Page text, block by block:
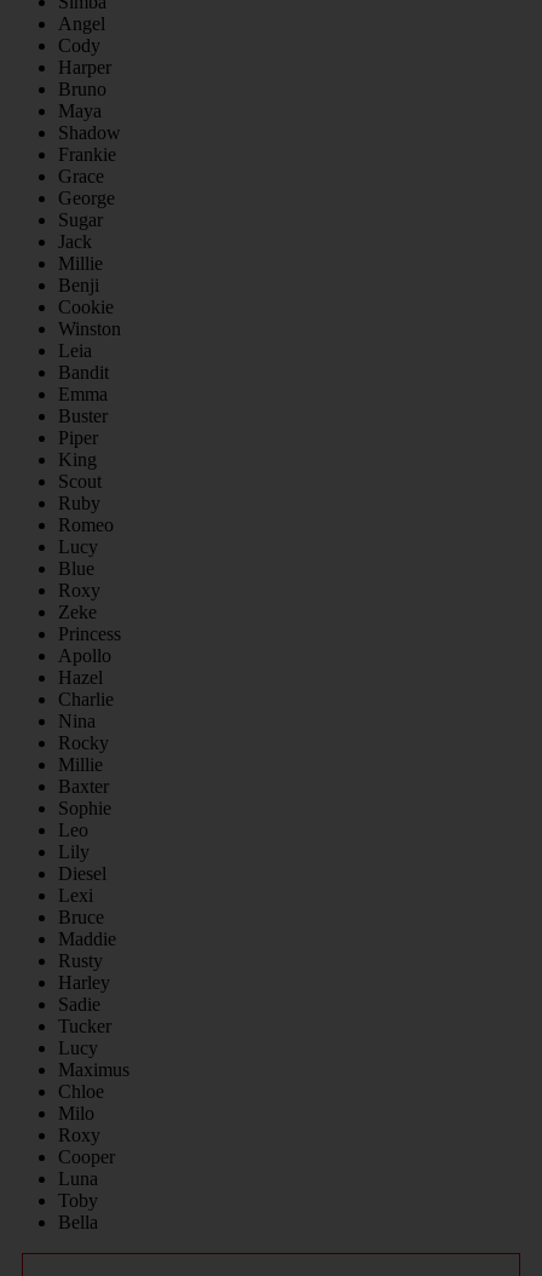
Angel
Cody
Harper
Bruno
Maya
Shadow
Frankie
Grace
George
Sugar
Jack
Millie
Benji
Cookie
Winston
Leia
Bandit
Emma
Buster
Piper
King
Scout
Ruby
Romeo
Lucy
Blue
Roxy
Zeke
Princess
Apollo
Hazel
Charlie
Nina
Rocky
Millie
Baxter
Sophie
Leo
Lily
Diesel
Lexi
Bruce
Maddie
Rusty
Harley
Sadie
Tucker
Lucy
Maximus
Chloe
Milo
Roxy
Cooper
Luna
Toby
Bella